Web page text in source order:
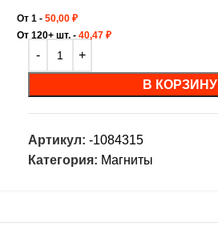
От 1 - 50,00 ₽
От 120+ шт. - 40,47 ₽
В КОРЗИНУ
Артикул: -1084315
Категория: Магниты